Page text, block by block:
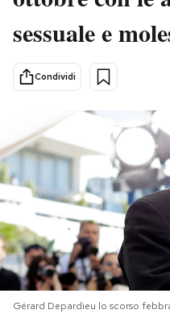
Scienza
Cultura
Economia
PODCAST
NEWSLETTER
I MIEI PREFERITI
sessuale e
Condividi
Gérard Depardieu lo scorso